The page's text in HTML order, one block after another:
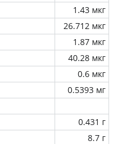
1.43 мкг
26.712 мкг
1.87 мкг
40.28 мкг
0.6 мкг
0.5393 мг
0.431 г
8.7 г